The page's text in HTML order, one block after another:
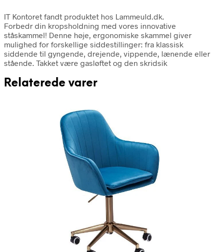
IT Kontoret fandt produktet hos Lammeuld.dk.
Forbedr din kropsholdning med vores innovative
ståskammel! Denne høje, ergonomiske skammel giver
mulighed for forskellige siddestillinger: fra klassisk
siddende til gyngende, drejende, vippende, lænende eller
stående. Takket være gasløftet og den skridsik
Relaterede varer